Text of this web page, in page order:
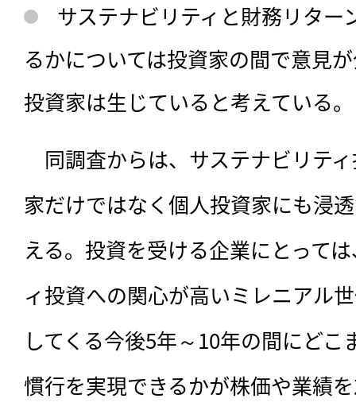
サステナビリティと財務リター
るかについては投資家の間で意見
投資家は生じていると考えている。
同調査からは、サステナビリテ
家だけではなく個人投資家にも浸
える。投資を受ける企業にとって
ィ投資への関心が高いミレニアル
してくる今後5年～10年の間にど
慣行を実現できるかが株価や業績